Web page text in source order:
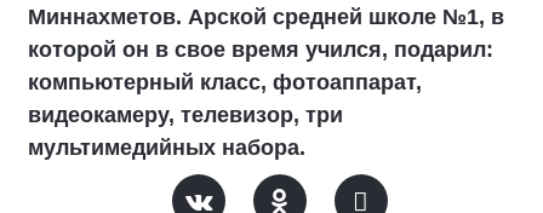
Миннахметов. Арской средней школе №1, в
которой он в свое время учился, подарил:
компьютерный класс, фотоаппарат,
видеокамеру, телевизор, три
мультимедийных набора.